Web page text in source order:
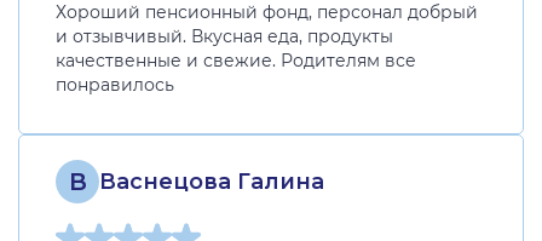
Хороший пенсионный фонд, персонал добрый
и отзывчивый. Вкусная еда, продукты
качественные и свежие. Родителям все
понравилось
В Васнецова Галина